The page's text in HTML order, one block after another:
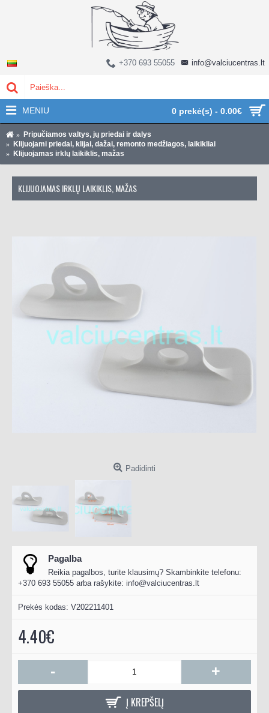
0 prekė(s) - 0.00€
+370 693 55055 info@valciucentras.lt
MENIU
Pripučiamos valtys, jų priedai ir dalys
Klijuojami priedai, klijai, dažai, remonto medžiagos, laikikliai
Klijuojamas irklų laikiklis, mažas
KLIJUOJAMAS IRKLŲ LAIKIKLIS, MAŽAS
Padidinti
Pagalba
Reikia pagalbos, turite klausimų? Skambinkite telefonu:
+370 693 55055 arba rašykite: info@valciucentras.lt
Prekės kodas: V202211401
4.40€
- +
Į KREPŠELĮ